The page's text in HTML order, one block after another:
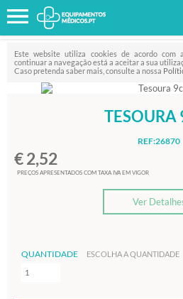
Este website utiliza cookies de acordo com
continuar a navegação está a aceitar a sua
Caso pretenda saber mais, consulte a nossa
TESOURA
REF:26870
€ 2,52
PREÇOS APRESENTADOS COM TAXA IVA EM VIGOR
Ver
QUANTIDADE ESCOLHA A QUANTIDADE